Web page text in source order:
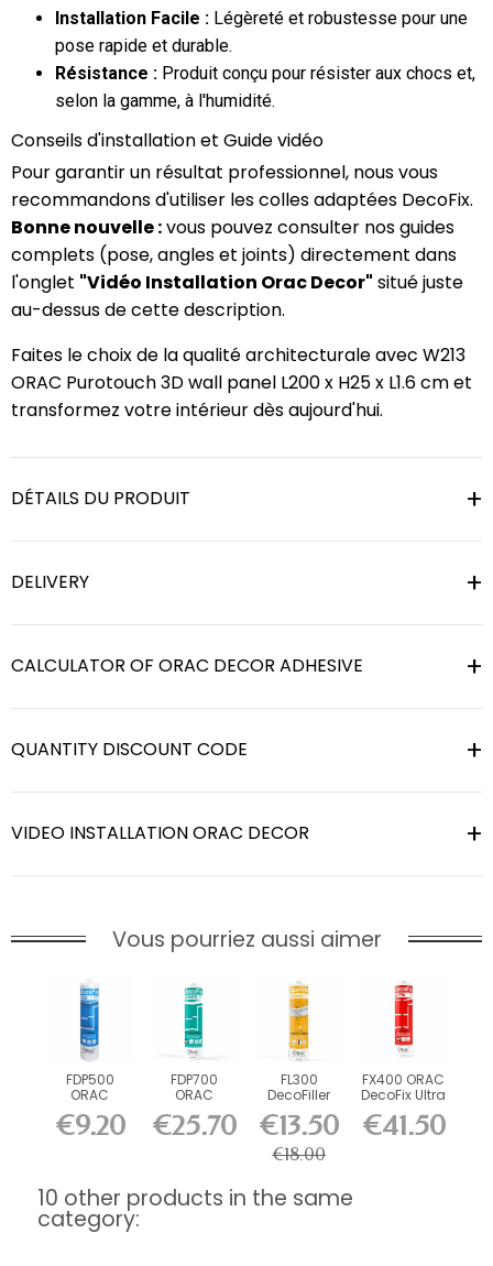
Installation Facile : Légèreté et robustesse pour une
pose rapide et durable.
Résistance : Produit conçu pour résister aux chocs et,
selon la gamme, à l'humidité.
Conseils d'installation et Guide vidéo
Pour garantir un résultat professionnel, nous vous
recommandons d'utiliser les colles adaptées DecoFix.
Bonne nouvelle :vous pouvez consulter nos guides
complets (pose, angles et joints) directement dans
l'onglet "Vidéo Installation Orac Decor" situé juste
au-dessus de cette description.
Faites le choix de la qualité architecturale avec W213
ORAC Purotouch 3D wall panel L200 x H25 x L1.6 cm et
transformez votre intérieur dès aujourd'hui.
DÉTAILS DU PRODUIT
DELIVERY
CALCULATOR OF ORAC DECOR ADHESIVE
QUANTITY DISCOUNT CODE
VIDEO INSTALLATION ORAC DECOR
Vous pourriez aussi aimer
FDP500
ORAC
DecoFix Pro
310 ml
€9.20
FDP700
ORAC
DecoFix
Power 290
ml
€25.70
FL300
DecoFiller
€13.50
€18.00
FX400 ORAC
DecoFix Ultra
€41.50
10 other products in the same
category: